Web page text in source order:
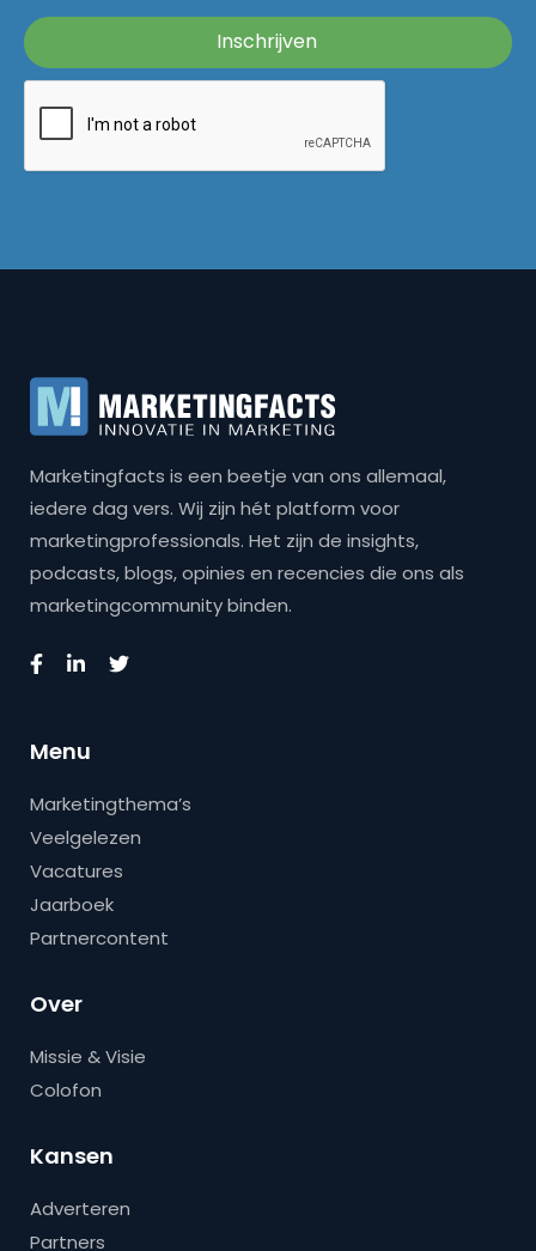
Marketingfacts is een beetje van ons allemaal,
iedere dag vers. Wij zijn hét platform voor
marketingprofessionals. Het zijn de insights,
podcasts, blogs, opinies en recencies die ons als
marketingcommunity binden.
Menu
Marketingthema’s
Veelgelezen
Vacatures
Jaarboek
Partnercontent
Over
Missie & Visie
Colofon
Kansen
Adverteren
Partners